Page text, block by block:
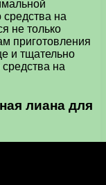
на
не только
приготовления
и тщательно
на
лиана для